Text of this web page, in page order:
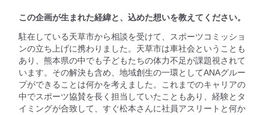
この企画が生まれた経緯と、込めた想いを教えてください。
駐在している天草市から相談を受けて、スポーツコミッショ
ンの立ち上げに携わりました。天草市は車社会ということも
あり、熊本県の中でも子どもたちの体力不足が課題視されて
います。その解決も含め、地域創生の一環としてANAグルー
プができることは何かを考えました。これまでのキャリアの
中でスポーツ協賛を長く担当していたこともあり、経験とタ
イミングが合致して、すぐ松本さんに社員アスリートと何か